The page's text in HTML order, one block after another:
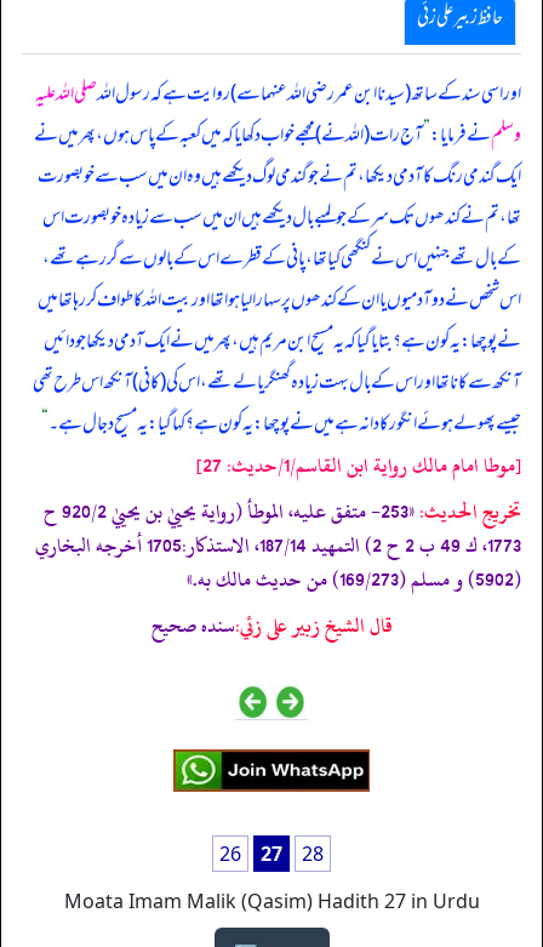
حافظ زبیر علی زئی
اور اسی سند کے ساتھ (سیدنا ابن عمر رضی اللہ عنہما سے) روایت ہے کہ رسول اللہصلی اللہ علیہ
وسلمنے فرمایا:”آج رات (اللہ نے) مجھے خواب دکھایا کہ میں کعبہ کے پاس ہوں، پھر میں نے
ایک گندمی رنگ کا آدمی دیکھا، تم نے جو گندمی لوگ دیکھے ہیں وہ ان میں سب سے خوبصورت
تھا، تم نے کندھوں تک سر کے جو لمبے بال دیکھے ہیں ان میں سب سے زیادہ خوبصورت اس
کے بال تھے جنہیں اس نے کنگھی کیا تھا، پانی کے قطرے اس کے بالوں سے گر رہے تھے،
اس شخص نے دو آدمیوں یا ان کے کندھوں پر سہارا لیا ہوا تھا اور بیت اللہ کا طواف کر رہا تھا میں
نے پوچھا: یہ کون ہے؟ بتایا گیا کہ یہ مسیح ابن مریم ہیں، پھر میں نے ایک آدمی دیکھا جو دائیں
آنکھ سے کانا تھا اور اس کے بال بہت زیادہ گھنگریالے تھے، اس کی (کانی) آنکھ اس طرح تھی
جیسے پھولے ہوئے انگور کا دانہ ہے میں نے پوچھا: یہ کون ہے؟ کہا گیا: یہ مسیح دجال ہے۔“
[موطا امام مالك رواية ابن القاسم/1/حدیث: 27]
تخریج الحدیث:
«253- متفق عليه، الموطأ (رواية يحييٰ بن يحييٰ 920/2 ح
1773، ك 49 ب 2 ح 2) التمهيد 187/14، الاستذكار:1705 أخرجه البخاري
(5902) و مسلم (169/273) من حديث مالك به.»
قال الشيخ زبير على زئي:سنده صحيح
26 27
28
Moata Imam Malik (Qasim) Hadith 27 in Urdu